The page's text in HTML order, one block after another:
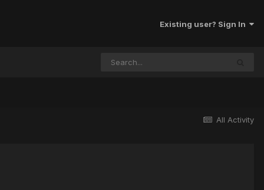
Existing user? Sign In
All Activity